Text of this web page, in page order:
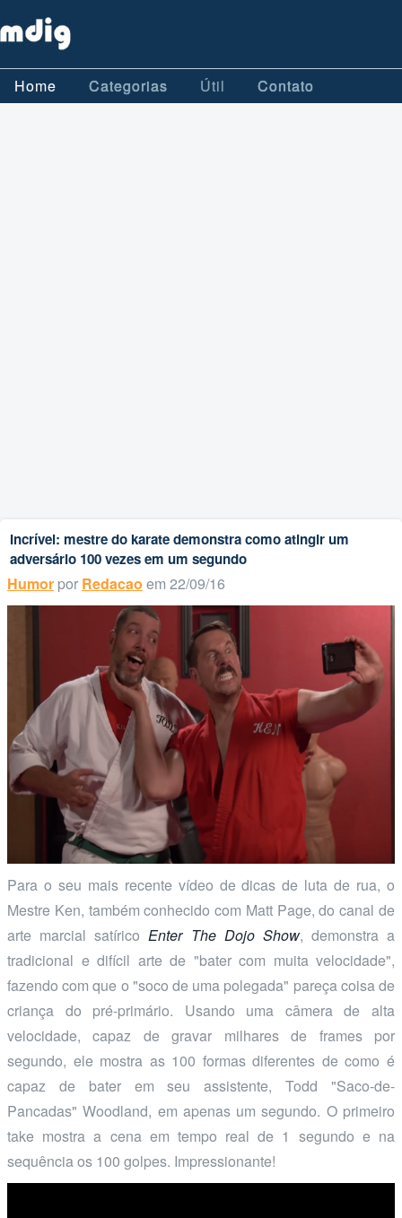
Home Categorias Útil Contato
Incrível: mestre do karate demonstra como atingir um
adversário 100 vezes em um segundo
Humor por Redacao em 22/09/16
Para o seu mais recente vídeo de dicas de luta de rua, o
Mestre Ken, também conhecido com Matt Page, do canal de
arte marcial satíricoEnter The Dojo Show, demonstra a
tradicional e difícil arte de "bater com muita velocidade",
fazendo com que o "soco de uma polegada" pareça coisa de
criança do pré-primário. Usando uma câmera de alta
velocidade, capaz de gravar milhares de frames por
segundo, ele mostra as 100 formas diferentes de como é
capaz de bater em seu assistente, Todd "Saco-de-
Pancadas" Woodland, em apenas um segundo. O primeiro
take mostra a cena em tempo real de 1 segundo e na
sequência os 100 golpes. Impressionante!